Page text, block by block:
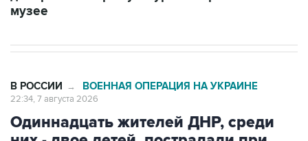
Одиннадцать жителей ДНР, среди
них - двое детей, пострадали при
ударах БПЛА